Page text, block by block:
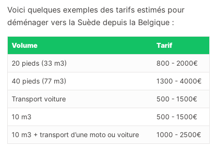
Voici quelques exemples des tarifs estimés pour
déménager vers la Suède depuis la Belgique :
Volume Tarif
20 pieds (33 m3) 800 - 2000€
40 pieds (77 m3) 1300 - 4000€
Transport voiture 500 - 1500€
10 m3 500 - 1500€
10 m3 + transport d’une moto ou voiture 1000 - 2500€